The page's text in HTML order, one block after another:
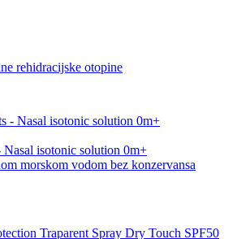
rehidracijske otopine
isotonic solution 0m+
morskom vodom bez konzervansa